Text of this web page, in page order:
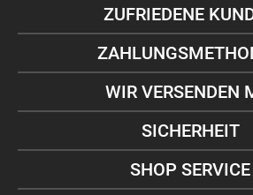
SHOP SERVICE
ZUFRIEDENE
WIR VERSENDEN
SICHERHEIT